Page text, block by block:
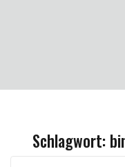
Schlagwort: